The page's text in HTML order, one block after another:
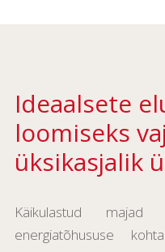
Ideaalsete
loomiseks
üksikasjalik
Käikulastud
energiatõhususe